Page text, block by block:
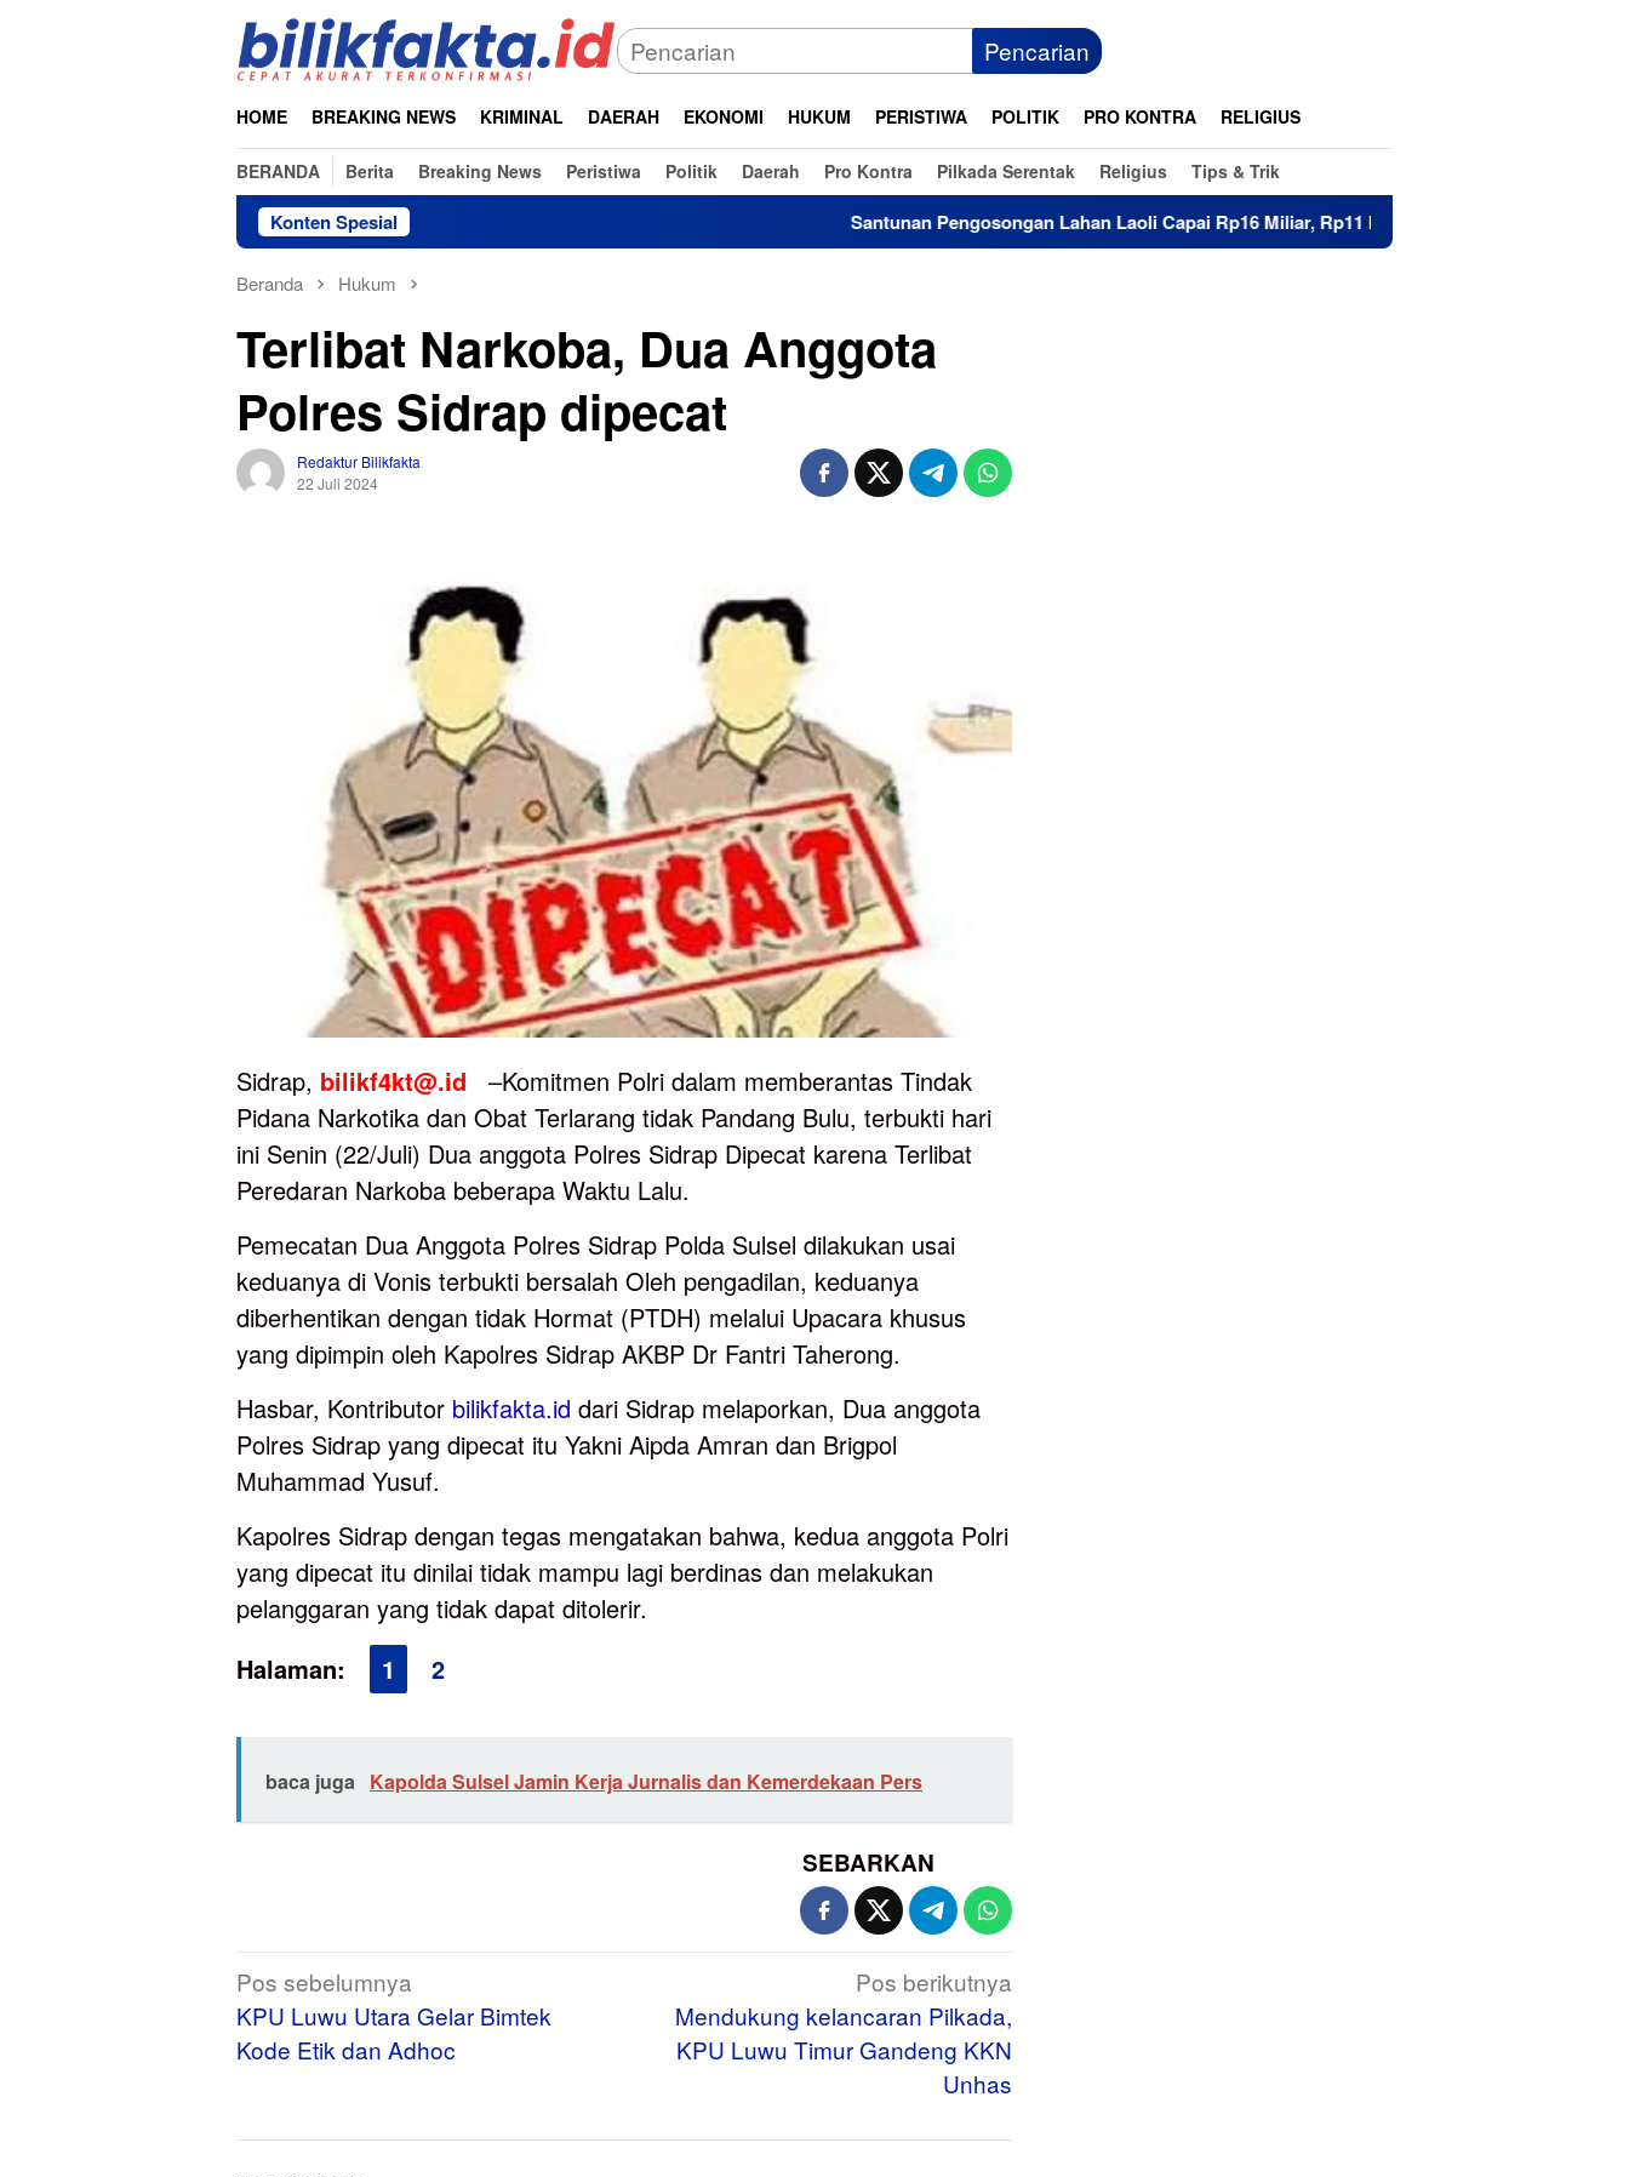
Pencarian
HOME BREAKING NEWS KRIMINAL DAERAH EKONOMI HUKUM PERISTIWA POLITIK PRO KONTRA RELIGIUS
BERANDA Berita Breaking News Peristiwa Politik Daerah Pro Kontra Pilkada Serentak Religius Tips & Trik
Konten Spesial Santunan Pengosongan Lahan Laoli Capai Rp16 Miliar, Rp11 Miliar Sudah Diterima 83 Warga
Beranda Hukum
Terlibat Narkoba, Dua Anggota
Polres Sidrap dipecat
Redaktur Bilikfakta
22 Juli 2024
Sidrap, bilikf4kt@.id –Komitmen Polri dalam memberantas Tindak
Pidana Narkotika dan Obat Terlarang tidak Pandang Bulu, terbukti hari
ini Senin (22/Juli) Dua anggota Polres Sidrap Dipecat karena Terlibat
Peredaran Narkoba beberapa Waktu Lalu.
Pemecatan Dua Anggota Polres Sidrap Polda Sulsel dilakukan usai
keduanya di Vonis terbukti bersalah Oleh pengadilan, keduanya
diberhentikan dengan tidak Hormat (PTDH) melalui Upacara khusus
yang dipimpin oleh Kapolres Sidrap AKBP Dr Fantri Taherong.
Hasbar, Kontributor bilikfakta.id dari Sidrap melaporkan, Dua anggota
Polres Sidrap yang dipecat itu Yakni Aipda Amran dan Brigpol
Muhammad Yusuf.
Kapolres Sidrap dengan tegas mengatakan bahwa, kedua anggota Polri
yang dipecat itu dinilai tidak mampu lagi berdinas dan melakukan
pelanggaran yang tidak dapat ditolerir.
Halaman:
1 2
baca juga Kapolda Sulsel Jamin Kerja Jurnalis dan Kemerdekaan Pers
SEBARKAN
Navigasi
pos
Pos sebelumnya
KPU Luwu Utara Gelar Bimtek
Kode Etik dan Adhoc
Pos berikutnya
Mendukung kelancaran Pilkada,
KPU Luwu Timur Gandeng KKN
Unhas